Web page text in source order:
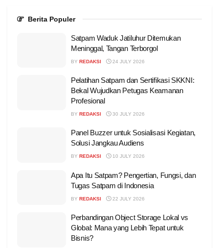
Berita Populer
Satpam Waduk Jatiluhur Ditemukan
Meninggal, Tangan Terborgol
BY REDAKSI 24 JULY 2026
Pelatihan Satpam dan Sertifikasi SKKNI:
Bekal Wujudkan Petugas Keamanan
Profesional
BY REDAKSI 30 JULY 2026
Panel Buzzer untuk Sosialisasi Kegiatan,
Solusi Jangkau Audiens
BY REDAKSI 10 JULY 2026
Apa Itu Satpam? Pengertian, Fungsi, dan
Tugas Satpam di Indonesia
BY REDAKSI 22 JULY 2026
Perbandingan Object Storage Lokal vs
Global: Mana yang Lebih Tepat untuk
Bisnis?